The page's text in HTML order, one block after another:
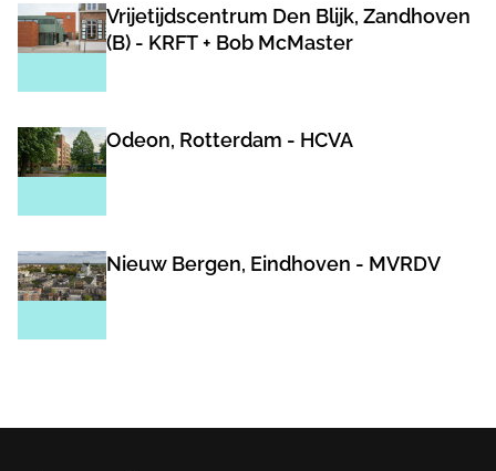
Vrijetijdscentrum Den Blijk, Zandhoven
(B) - KRFT + Bob McMaster
Odeon, Rotterdam - HCVA
Nieuw Bergen, Eindhoven - MVRDV